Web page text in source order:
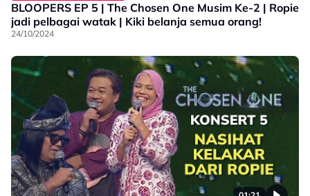
BLOOPERS EP 5 | The Chosen One Musim Ke-2 | Ropie
jadi pelbagai watak | Kiki belanja semua orang!
24/10/2024